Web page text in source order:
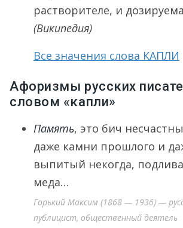
растворителе, и
(Википедия)
Все значения слова КАПЛИ
Афоризмы русских
словом «капли»
Память, это бич
даже камни прошлого и
выпитый некогда,
меда…
Горький Максим (1868 — 1936) —
публицист, общественный деятель